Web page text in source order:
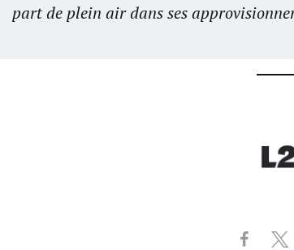
part de plein air dans ses